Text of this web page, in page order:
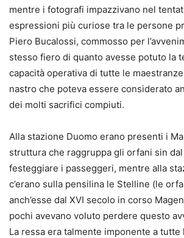
mentre i fotografi impazzivano nel
espressioni più curiose tra le persone
Piero Bucalossi, commosso per
stesso fiero di quanto avesse potuto la
capacità operativa di tutte le
nastro che poteva essere considerato
dei molti sacrifici compiuti.
Alla stazione Duomo erano presenti i
struttura che raggruppa gli orfani sin
festeggiare i passeggeri, mentre alla
c’erano sulla pensilina le Stelline (le
anch’esse dal XVI secolo in corso
pochi avevano voluto perdere questo
La ressa era talmente imponente a